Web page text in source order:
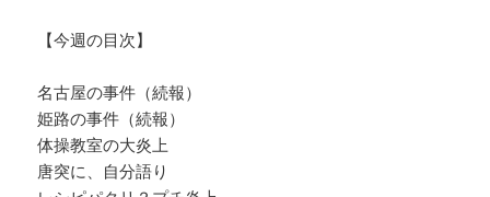
【今週の目次】
名古屋の事件（続報）
姫路の事件（続報）
体操教室の大炎上
唐突に、自分語り